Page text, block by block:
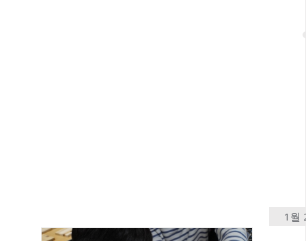
1월